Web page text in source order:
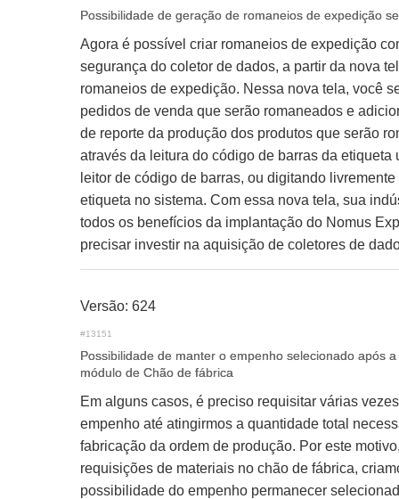
Possibilidade de geração de romaneios de expedição
Agora é possível criar romaneios de expedição
segurança do coletor de dados, a partir da nova
romaneios de expedição. Nessa nova tela, você
pedidos de venda que serão romaneados e
de reporte da produção dos produtos que serão
através da leitura do código de barras da etiqueta
leitor de código de barras, ou digitando
etiqueta no sistema. Com essa nova tela, sua
todos os benefícios da implantação do Nomus
precisar investir na aquisição de coletores de
Versão: 624
#13151
Possibilidade de manter o empenho selecionado após
módulo de Chão de fábrica
Em alguns casos, é preciso requisitar várias
empenho até atingirmos a quantidade total
fabricação da ordem de produção. Por este
requisições de materiais no chão de fábrica,
possibilidade do empenho permanecer